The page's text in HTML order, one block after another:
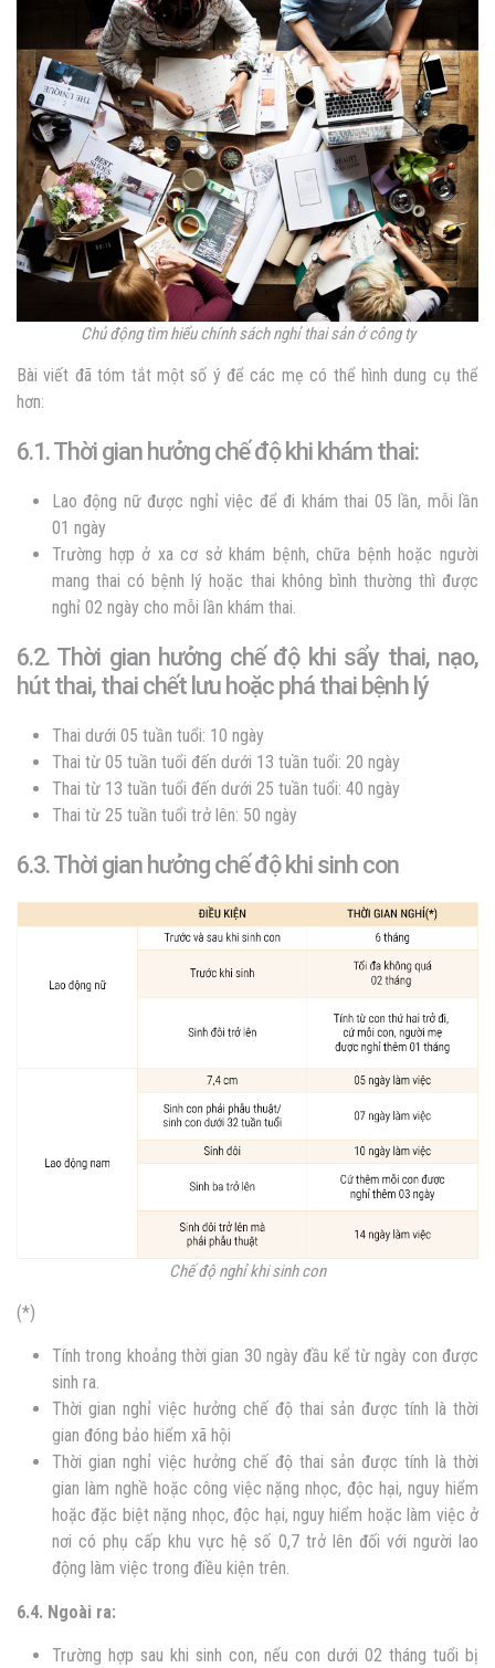
Chủ động tìm hiểu chính sách nghỉ thai sản ở công ty
Bài viết đã tóm tắt một số ý để các mẹ có thể hình dung cụ thể
hơn:
6.1. Thời gian hưởng chế độ khi khám thai:
Lao động nữ được nghỉ việc để đi khám thai 05 lần, mỗi lần
01 ngày
Trường hợp ở xa cơ sở khám bệnh, chữa bệnh hoặc người
mang thai có bệnh lý hoặc thai không bình thường thì được
nghỉ 02 ngày cho mỗi lần khám thai.
6.2. Thời gian hưởng chế độ khi sẩy thai, nạo,
hút thai, thai chết lưu hoặc phá thai bệnh lý
Thai dưới 05 tuần tuổi: 10 ngày
Thai từ 05 tuần tuổi đến dưới 13 tuần tuổi: 20 ngày
Thai từ 13 tuần tuổi đến dưới 25 tuần tuổi: 40 ngày
Thai từ 25 tuần tuổi trở lên: 50 ngày
6.3. Thời gian hưởng chế độ khi sinh con
Chế độ nghỉ khi sinh con
(*)
Tính trong khoảng thời gian 30 ngày đầu kể từ ngày con được
sinh ra.
Thời gian nghỉ việc hưởng chế độ thai sản được tính là thời
gian đóng bảo hiểm xã hội
Thời gian nghỉ việc hưởng chế độ thai sản được tính là thời
gian làm nghề hoặc công việc nặng nhọc, độc hại, nguy hiểm
hoặc đặc biệt nặng nhọc, độc hại, nguy hiểm hoặc làm việc ở
nơi có phụ cấp khu vực hệ số 0,7 trở lên đối với người lao
động làm việc trong điều kiện trên.
6.4. Ngoài ra:
Trường hợp sau khi sinh con, nếu con dưới 02 tháng tuổi bị